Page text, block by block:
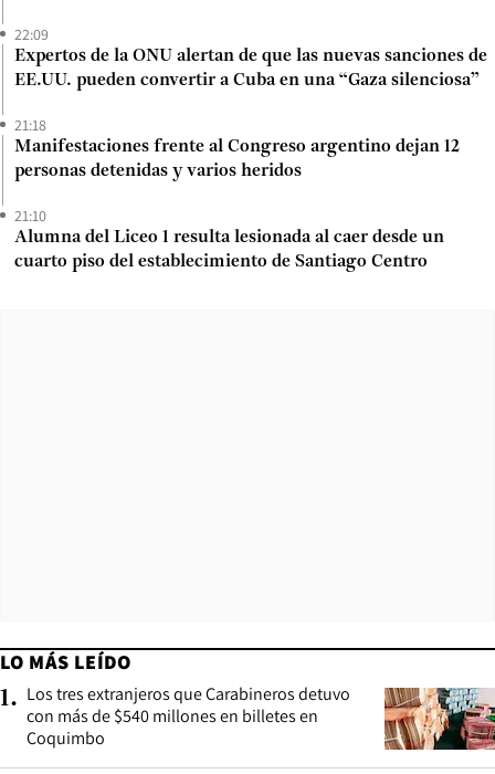
22:09
Expertos de la ONU alertan de que las nuevas sanciones de
EE.UU. pueden convertir a Cuba en una “Gaza silenciosa”
21:18
Manifestaciones frente al Congreso argentino dejan 12
personas detenidas y varios heridos
21:10
Alumna del Liceo 1 resulta lesionada al caer desde un
cuarto piso del establecimiento de Santiago Centro
LO MÁS LEÍDO
1. Los tres extranjeros que Carabineros detuvo
con más de $540 millones en billetes en
Coquimbo